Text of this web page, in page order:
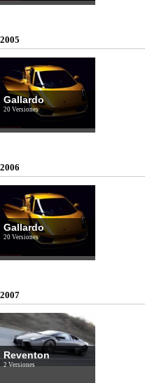
2005
Gallardo
20 Versiones
2006
Gallardo
20 Versiones
2007
Reventon
2 Versiones